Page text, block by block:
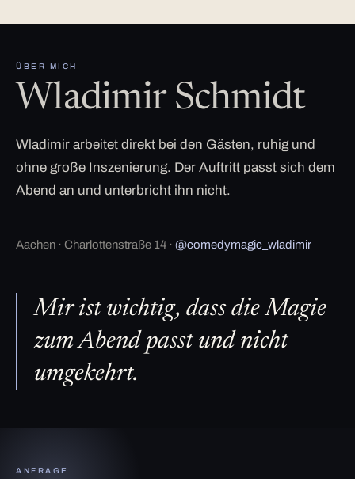
ÜBER MICH
Wladimir Schmidt
Wladimir arbeitet direkt bei den Gästen, ruhig und
ohne große Inszenierung. Der Auftritt passt sich dem
Abend an und unterbricht ihn nicht.
Aachen · Charlottenstraße 14 · @comedymagic_wladimir
Mir ist wichtig, dass die Magie
zum Abend passt und nicht
umgekehrt.
ANFRAGE